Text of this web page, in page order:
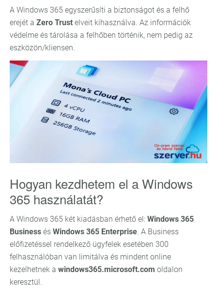
A Windows 365 egyszerűsíti a biztonságot és a felhő
erejét a Zero Trust elveit kihasználva. Az információk
védelme és tárolása a felhőben történik, nem pedig az
eszközön/kliensen.
Hogyan kezdhetem el a Windows
365 használatát?
A Windows 365 két kiadásban érhető el: Windows 365
Business és Windows 365 Enterprise. A Business
előfizetéssel rendelkező ügyfelek esetében 300
felhasználóban van limitálva és mindent online
kezelhetnek a windows365.microsoft.com oldalon
keresztül.